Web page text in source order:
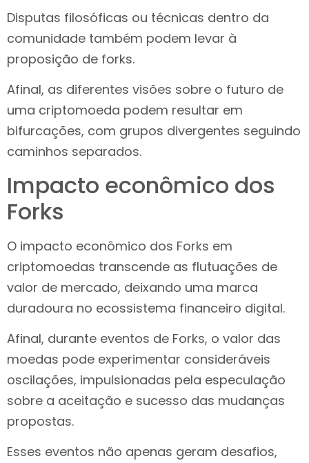
Disputas filosóficas ou técnicas dentro da
comunidade também podem levar à
proposição de forks.
Afinal, as diferentes visões sobre o futuro de
uma criptomoeda podem resultar em
bifurcações, com grupos divergentes seguindo
caminhos separados.
Impacto econômico dos
Forks
O impacto econômico dos Forks em
criptomoedas transcende as flutuações de
valor de mercado, deixando uma marca
duradoura no ecossistema financeiro digital.
Afinal, durante eventos de Forks, o valor das
moedas pode experimentar consideráveis
oscilações, impulsionadas pela especulação
sobre a aceitação e sucesso das mudanças
propostas.
Esses eventos não apenas geram desafios,